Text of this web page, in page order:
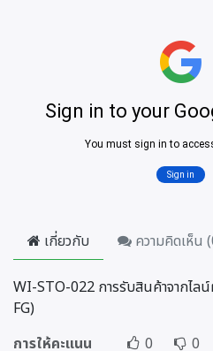
เกี่ยวกับ ความคิดเห็น (
WI-STO-022 การรับสินค้าจากไล
FG)
การให้คะแนน
0 0